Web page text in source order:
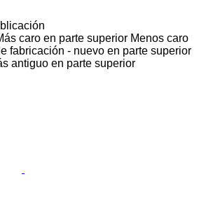
caro en parte superior Menos caro
fabricación - nuevo en parte superior
antiguo en parte superior